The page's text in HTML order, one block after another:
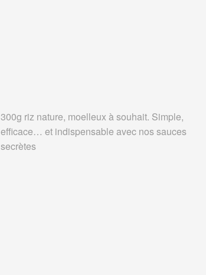
300g riz nature, moelleux à souhait. Simple,
efficace… et indispensable avec nos sauces
secrètes